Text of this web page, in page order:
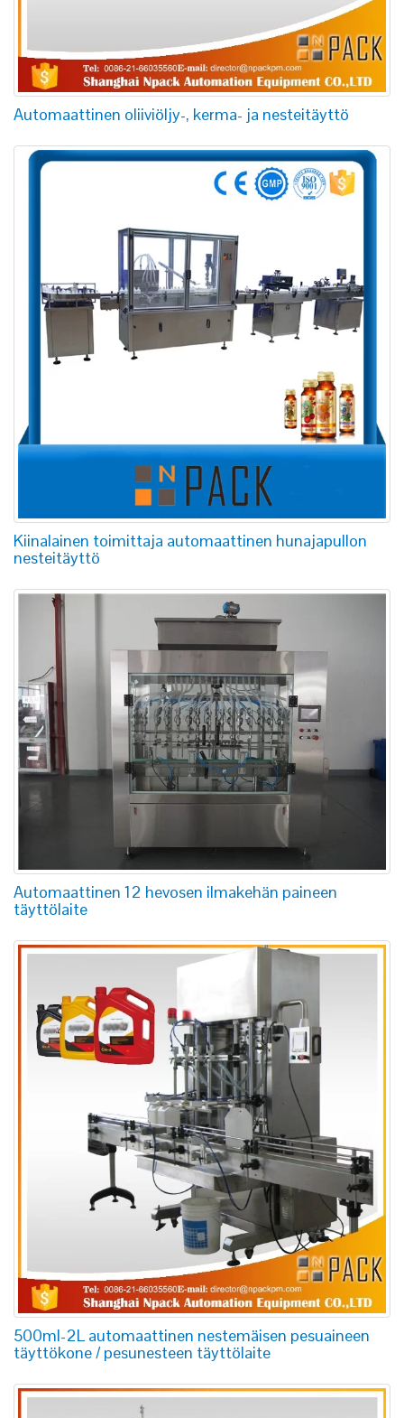
Automaattinen oliiviöljy-, kerma- ja nesteitäyttö
Kiinalainen toimittaja automaattinen hunajapullon
nesteitäyttö
Automaattinen 12 hevosen ilmakehän paineen
täyttölaite
500ml-2L automaattinen nestemäisen pesuaineen
täyttökone / pesunesteen täyttölaite